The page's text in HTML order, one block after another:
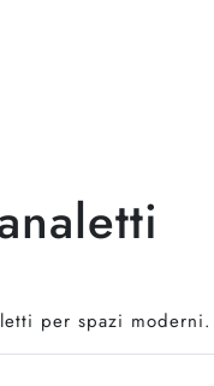
per spazi moderni.